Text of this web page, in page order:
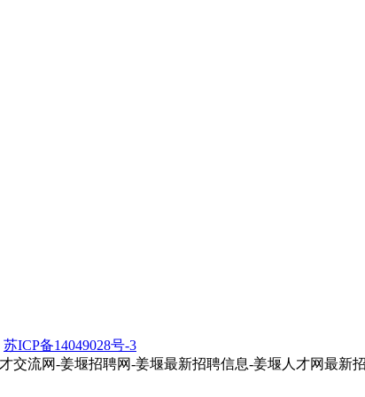
苏ICP备14049028号-3
交流网-姜堰招聘网-姜堰最新招聘信息-姜堰人才网最新